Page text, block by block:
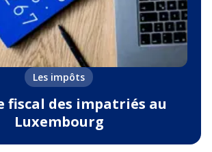
Les impôts
fiscal des impatriés au
Luxembourg